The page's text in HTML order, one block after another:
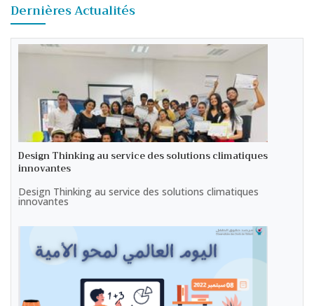
Dernières Actualités
Design Thinking au service des solutions climatiques
innovantes
Design Thinking au service des solutions climatiques
innovantes